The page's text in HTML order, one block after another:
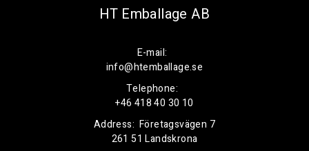
HT Emballage AB
E-mail:
info@htemballage.se
Telephone:
+46 418 40 30 10
Address: Företagsvägen 7
261 51 Landskrona